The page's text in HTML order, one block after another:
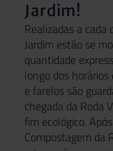
Jardim!
Realizadas a cada
Jardim estão se
quantidade
longo dos
e farelos são
chegada da Roda
fim ecológico.
Compostagem da